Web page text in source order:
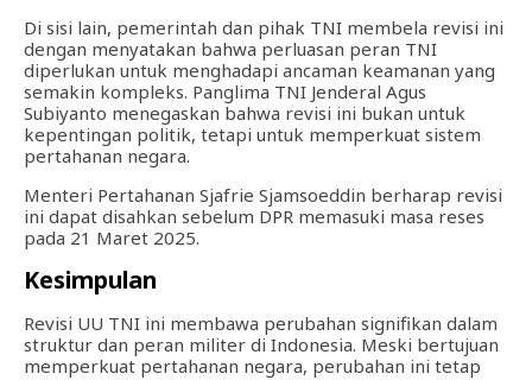
Di sisi lain, pemerintah dan pihak TNI membela revisi ini
dengan menyatakan bahwa perluasan peran TNI
diperlukan untuk menghadapi ancaman keamanan yang
semakin kompleks. Panglima TNI Jenderal Agus
Subiyanto menegaskan bahwa revisi ini bukan untuk
kepentingan politik, tetapi untuk memperkuat sistem
pertahanan negara.
Menteri Pertahanan Sjafrie Sjamsoeddin berharap revisi
ini dapat disahkan sebelum DPR memasuki masa reses
pada 21 Maret 2025.
Kesimpulan
Revisi UU TNI ini membawa perubahan signifikan dalam
struktur dan peran militer di Indonesia. Meski bertujuan
memperkuat pertahanan negara, perubahan ini tetap